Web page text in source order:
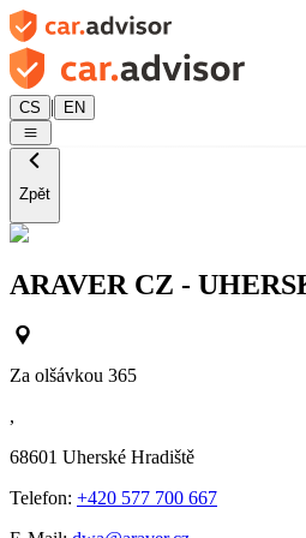
CS | EN
Zpět
ARAVER CZ -
Za olšávkou 365
,
68601 Uherské Hradiště
Telefon: +420 577 700 667